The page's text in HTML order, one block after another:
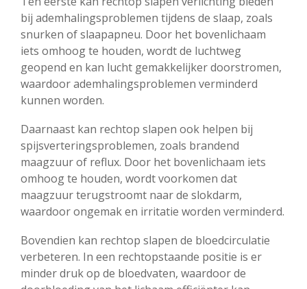
bij ademhalingsproblemen tijdens de slaap, zoals
snurken of slaapapneu. Door het bovenlichaam
iets omhoog te houden, wordt de luchtweg
geopend en kan lucht gemakkelijker doorstromen,
waardoor ademhalingsproblemen verminderd
kunnen worden.
Daarnaast kan rechtop slapen ook helpen bij
spijsverteringsproblemen, zoals brandend
maagzuur of reflux. Door het bovenlichaam iets
omhoog te houden, wordt voorkomen dat
maagzuur terugstroomt naar de slokdarm,
waardoor ongemak en irritatie worden verminderd.
Bovendien kan rechtop slapen de bloedcirculatie
verbeteren. In een rechtopstaande positie is er
minder druk op de bloedvaten, waardoor de